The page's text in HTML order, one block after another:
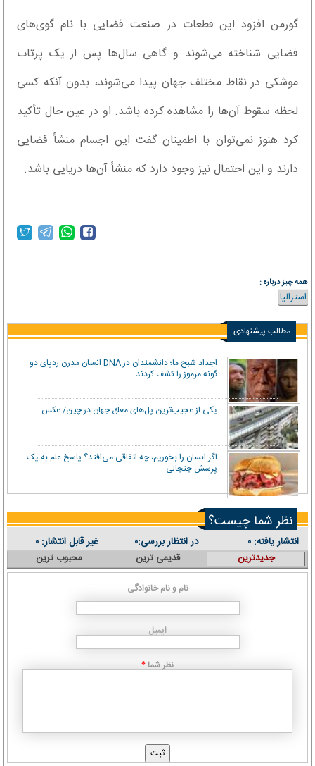
گورمن افزود این قطعات در صنعت فضایی با نام گوی‌های
فضایی شناخته می‌شوند و گاهی سال‌ها پس از یک پرتاب
موشکی در نقاط مختلف جهان پیدا می‌شوند، بدون آنکه کسی
لحظه سقوط آن‌ها را مشاهده کرده باشد. او در عین حال تأکید
کرد هنوز نمی‌توان با اطمینان گفت این اجسام منشأ فضایی
دارند و این احتمال نیز وجود دارد که منشأ آن‌ها دریایی باشد.
همه چیز درباره :
استرالیا
مطالب پیشنهادی
اجداد شبح ما؛ دانشمندان در DNA انسان مدرن ردپای دو
گونه مرموز را کشف کردند
یکی از عجیب‌ترین پل‌های معلق جهان در چین/ عکس
اگر انسان را بخوریم، چه اتفاقی می‌افتد؟ پاسخ علم به یک
پرسش جنجالی
نظر شما چیست؟
انتشار یافته: ۰ در انتظار بررسی:۰ غیر قابل انتشار: ۰
جدیدترین قدیمی ترین محبوب ترین
نام و نام خانوادگی
ایمیل
نظر شما *